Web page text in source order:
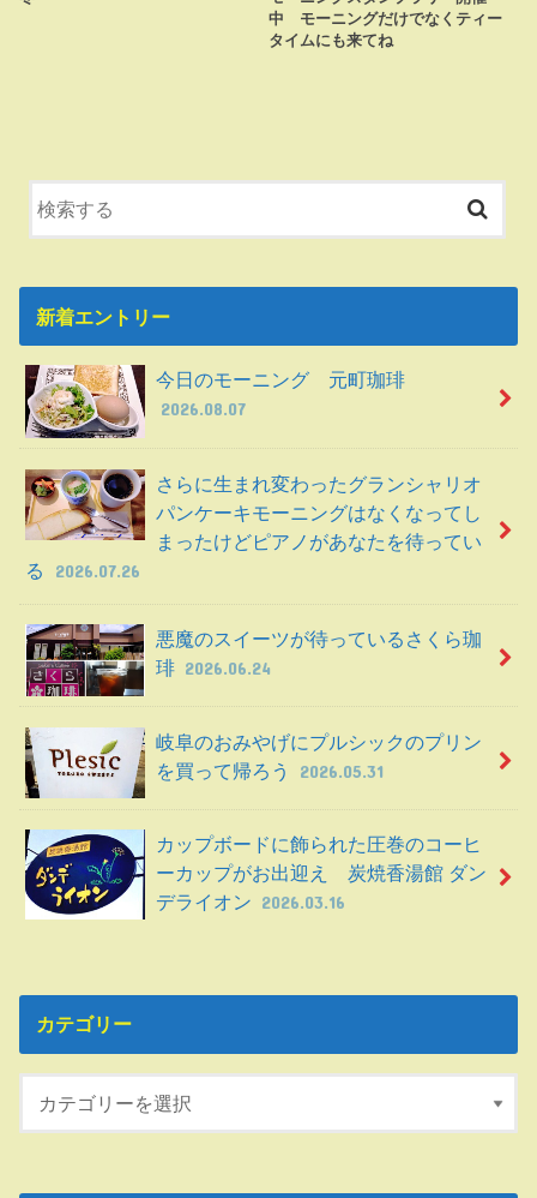
中 モーニングだけでなくティー
タイムにも来てね
新着エントリー
今日のモーニング 元町珈琲
2026.08.07
さらに生まれ変わったグランシャリオ
パンケーキモーニングはなくなってし
まったけどピアノがあなたを待ってい
る
2026.07.26
悪魔のスイーツが待っているさくら珈
琲 2026.06.24
岐阜のおみやげにプルシックのプリン
を買って帰ろう
2026.05.31
カップボードに飾られた圧巻のコーヒ
ーカップがお出迎え 炭焼香湯館 ダン
デライオン 2026.03.16
カテゴリー